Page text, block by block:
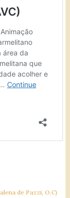
de Pazzi, O.C)